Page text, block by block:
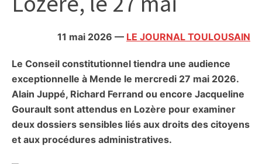
11 mai 2026 — LE JOURNAL TOULOUSAIN
Le Conseil constitutionnel tiendra une audience
exceptionnelle à Mende le mercredi 27 mai 2026.
Alain Juppé, Richard Ferrand ou encore Jacqueline
Gourault sont attendus en Lozère pour examiner
deux dossiers sensibles liés aux droits des citoyens
et aux procédures administratives.